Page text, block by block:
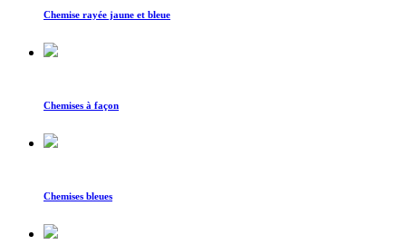
Chemise rayée jaune et bleue
Chemises à façon
Chemises bleues